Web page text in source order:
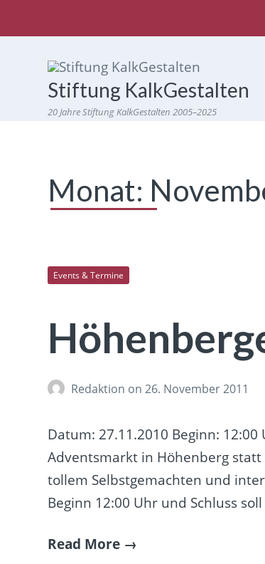
Stiftung KalkGestalten
20 Jahre Stiftung KalkGestalten 2005–2025
Monat:
Events & Termine
Redaktion on 26. November 2011
Datum: 27.11.2010 Beginn:
Adventsmarkt in Höhenberg
tollem Selbstgemachten und
Beginn 12:00 Uhr und Schluss
Read More